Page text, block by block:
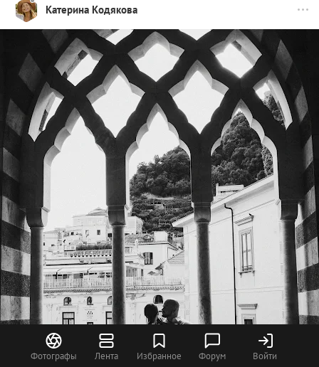
Фотографы Лента Избранное Форум Войти
Катерина Кодякова